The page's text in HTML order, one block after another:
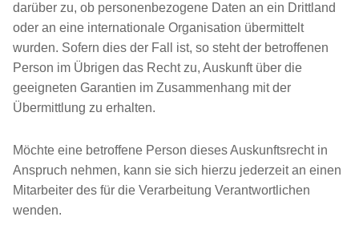
darüber zu, ob personenbezogene Daten an ein Drittland
oder an eine internationale Organisation übermittelt
wurden. Sofern dies der Fall ist, so steht der betroffenen
Person im Übrigen das Recht zu, Auskunft über die
geeigneten Garantien im Zusammenhang mit der
Übermittlung zu erhalten.
Möchte eine betroffene Person dieses Auskunftsrecht in
Anspruch nehmen, kann sie sich hierzu jederzeit an einen
Mitarbeiter des für die Verarbeitung Verantwortlichen
wenden.